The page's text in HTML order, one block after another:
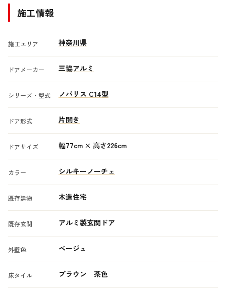
施工情報
施工エリア 神奈川県
ドアメーカー 三協アルミ
シリーズ・型式 ノバリス C14型
ドア形式 片開き
ドアサイズ 幅77cm × 高さ226cm
カラー シルキーノーチェ
既存建物 木造住宅
既存玄関 アルミ製玄関ドア
外壁色 ベージュ
床タイル ブラウン 茶色